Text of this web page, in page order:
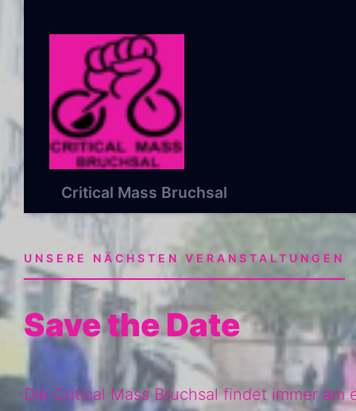
Critical Mass Bruchsal
UNSERE NÄCHSTEN VERANSTALTUNGEN
Save the Date
Die Critical Mass Bruchsal findet immer